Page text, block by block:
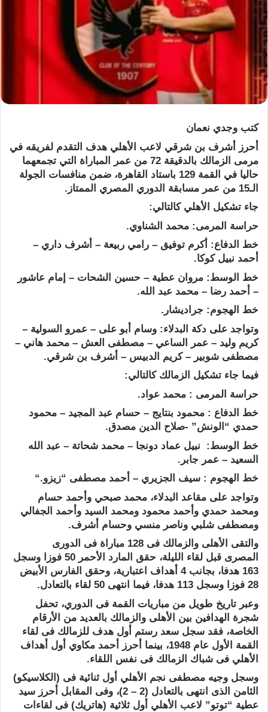
كتب وجدي نعمان
أحرز أشرف بن شرقي لاعب الأهلي هدف التقدم لفريقه في
مرمى الزمالك بالدقيقة 72 من عمر المباراة التي تجمعهما
حاليا في القمة 129 باستاد القاهرة، ضمن منافسات الجولة
الـ15 من عمر مسابقة الدوري المصري الممتاز.
جاء تشكيل الأهلي كالتالي:
حراسة المرمى: محمد الشناوي.
خط الدفاع: أكرم توفيق – رامي ربيعة – أشرف داري –
أحمد نبيل كوكا.
خط الوسط: مروان عطية – حسين الشحات – إمام عاشور
– أحمد رضا – محمد عبد الله.
خط الهجوم: جراديشار.
وتواجد على دكة البدلاء: وسام أبو على – عمرو السولية –
كريم وليد – عمر الساعي – مصطفى العش – محمد هاني –
مصطفى شوبير – كريم الدبيس – أشرف بن شرقي.
فيما جاء تشكيل الزمالك كالتالي:
حراسة المرمى : محمد عواد.
خط الدفاع : محمود بنتايج – حسام عبد المجيد – محمود
حمدي “الونش” -صلاح الدين مصدق.
خط الوسط: نبيل عماد دونجا – محمد شحاتة – عبد الله
السعيد – عمر جابر .
خط الهجوم : سيف الجزيري – أحمد مصطفى “زيزو“.
وتواجد على مقاعد البدلاء، محمد صبحي وأحمد حسام
ومحمد حمدي وأحمد محمود ومحمد السيد وأحمد الجفالي
ومصطفى شلبي وناصر منسي وحسام أشرف.
والتقى الأهلى والزمالك فى 128 مباراة فى الدورى
المصرى قبل لقاء الليلة، حقق المارد الأحمر 50 فوزا وسجل
163 هدفا، بجانب 4 أهداف اعتبارية، وحقق الفارس الأبيض
28 فوزا وسجل 113 هدفا، فيما انتهى 50 لقاء بالتعادل.
وعبر تاريخ طويل من مباريات القمة فى الدوري، تحفل
شجرة الهدافين بين الأهلى والزمالك بالعديد من الأرقام
الخاصة، فقد سجل سعد رستم أول هدف للزمالك فى لقاء
القمة الأول عام 1948، بينما أحرز أحمد مكاوي أول أهداف
الأهلي فى شباك الزمالك فى نفس اللقاء.
وسجل وجيه مصطفى نجم الأهلي أول ثنائية فى (الكلاسيكو)
الثامن الذى انتهى بالتعادل (2 – 2)، وفى المقابل أحرز سيد
عطية “توتو” لاعب الأهلي أول ثلاثية (هاتريك) فى لقاءات